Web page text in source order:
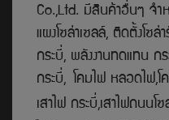
Co.,Ltd. มีสินค้าอื่นๆ จำ
แผงโซล่าเซลล์, ติดตั้งโซล่
กระบี่, พลังงานทดแทน ก
กระบี่, โคมไฟ หลอดไฟ,โ
เสาไฟ กระบี่,เสาไฟถนนโ